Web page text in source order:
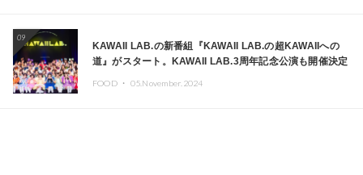
09
KAWAII LAB.の新番組『KAWAII LAB.の超KAWAIIへの
道』がスタート。KAWAII LAB.3周年記念公演も開催決定
FOOD ・ 05.November.2024